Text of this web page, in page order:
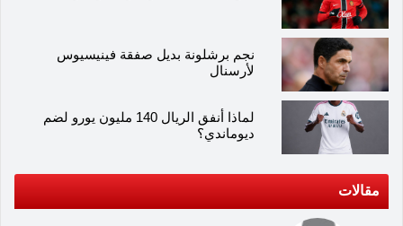
نجم برشلونة بديل صفقة فينيسيوس
لأرسنال
لماذا أنفق الريال 140 مليون يورو لضم
ديوماندي؟
مقالات